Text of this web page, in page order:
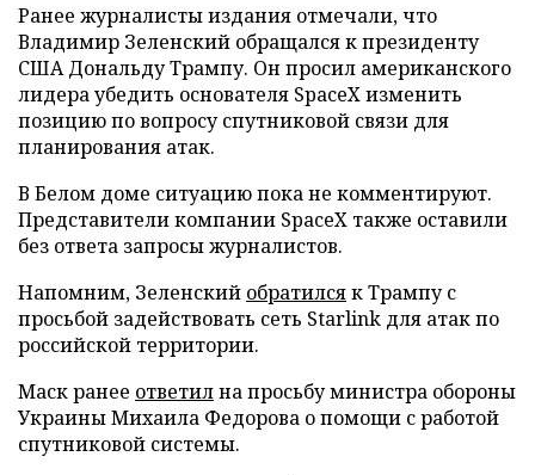
Ранее журналисты издания отмечали, что
Владимир Зеленский обращался к президенту
США Дональду Трампу. Он просил американского
лидера убедить основателя SpaceX изменить
позицию по вопросу спутниковой связи для
планирования атак.
В Белом доме ситуацию пока не комментируют.
Представители компании SpaceX также оставили
без ответа запросы журналистов.
Напомним, Зеленский обратилсяк Трампу с
просьбой задействовать сеть Starlink для атак по
российской территории.
Маск ранее ответилна просьбу министра обороны
Украины Михаила Федорова о помощи с работой
спутниковой системы.